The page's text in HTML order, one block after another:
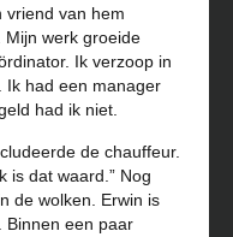
vriend van hem
Mijn werk groeide
Ik verzoop in
Ik had een manager
had ik niet.
de chauffeur.
is dat waard.” Nog
de wolken. Erwin is
Binnen een paar